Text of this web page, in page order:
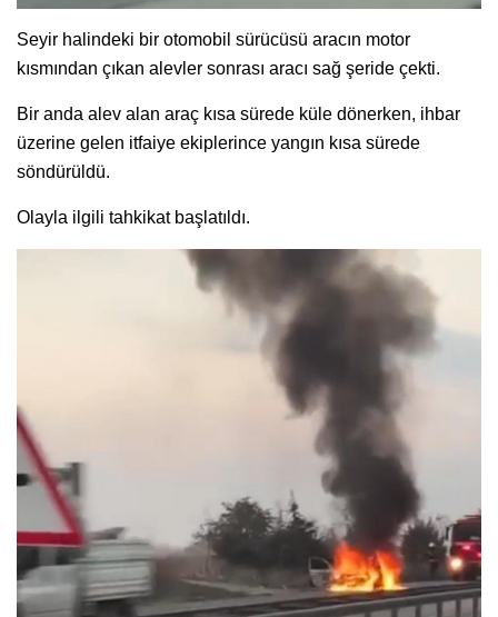
Seyir halindeki bir otomobil sürücüsü aracın motor
kısmından çıkan alevler sonrası aracı sağ şeride çekti.
Bir anda alev alan araç kısa sürede küle dönerken, ihbar
üzerine gelen itfaiye ekiplerince yangın kısa sürede
söndürüldü.
Olayla ilgili tahkikat başlatıldı.